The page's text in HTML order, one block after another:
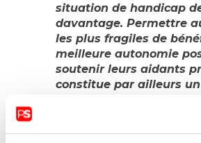
situation de handicap
davantage. Permettre
les plus fragiles de
meilleure autonomie
soutenir leurs aidants
constitue par ailleurs